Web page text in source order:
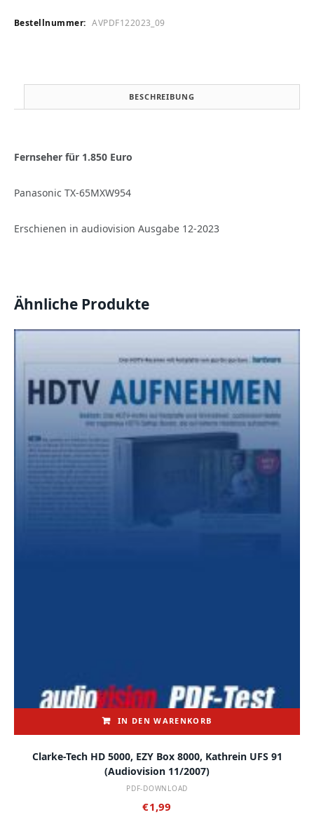
2023)
Bestellnummer: AVPDF122023_09
BESCHREIBUNG
Fernseher für 1.850 Euro
Panasonic TX-65MXW954
Erschienen in audiovision Ausgabe 12-2023
Ähnliche Produkte
IN DEN WARENKORB
Clarke-Tech HD 5000, EZY Box 8000, Kathrein UFS 91
(audiovision 11/2007)
PDF-DOWNLOAD
€1,99